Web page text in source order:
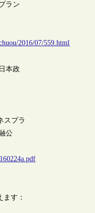
ラン
2016/07/559.html
本政
スプラ
公
す：